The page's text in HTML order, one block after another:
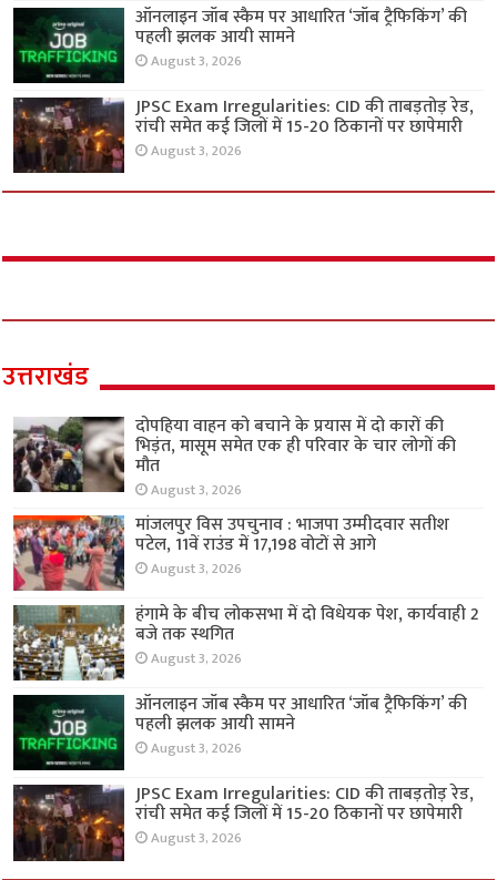
ऑनलाइन जॉब स्कैम पर आधारित ‘जॉब ट्रैफिकिंग’ की
पहली झलक आयी सामने
August 3, 2026
JPSC Exam Irregularities: CID की ताबड़तोड़ रेड,
रांची समेत कई जिलों में 15-20 ठिकानों पर छापेमारी
August 3, 2026
उत्तराखंड
दोपहिया वाहन को बचाने के प्रयास में दो कारों की
भिड़ंत, मासूम समेत एक ही परिवार के चार लोगों की
मौत
August 3, 2026
मांजलपुर विस उपचुनाव : भाजपा उम्मीदवार सतीश
पटेल, 11वें राउंड में 17,198 वोटों से आगे
August 3, 2026
हंगामे के बीच लोकसभा में दो विधेयक पेश, कार्यवाही 2
बजे तक स्थगित
August 3, 2026
ऑनलाइन जॉब स्कैम पर आधारित ‘जॉब ट्रैफिकिंग’ की
पहली झलक आयी सामने
August 3, 2026
JPSC Exam Irregularities: CID की ताबड़तोड़ रेड,
रांची समेत कई जिलों में 15-20 ठिकानों पर छापेमारी
August 3, 2026